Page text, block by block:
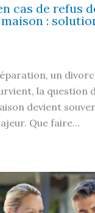
cas de refus
:
un
la question
devient
Que faire…